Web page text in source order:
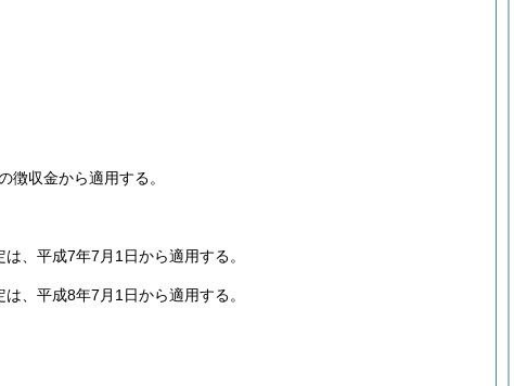
徴収金から適用する。
、平成7年7月1日から適用する。
、平成8年7月1日から適用する。